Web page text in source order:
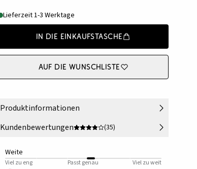
Lieferzeit 1-3 Werktage
In die Einkaufstasche
Auf die Wunschliste
Produktinformationen
Kundenbewertungen
(35)
Weite
Viel zu eng Passt genau Viel zu weit